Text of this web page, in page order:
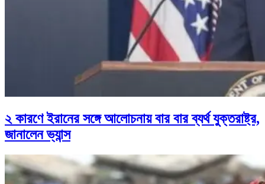
২ কারণে ইরানের সঙ্গে আলোচনায় বার বার ব্যর্থ যুক্তরাষ্ট্র,
জানালেন ভ্যান্স